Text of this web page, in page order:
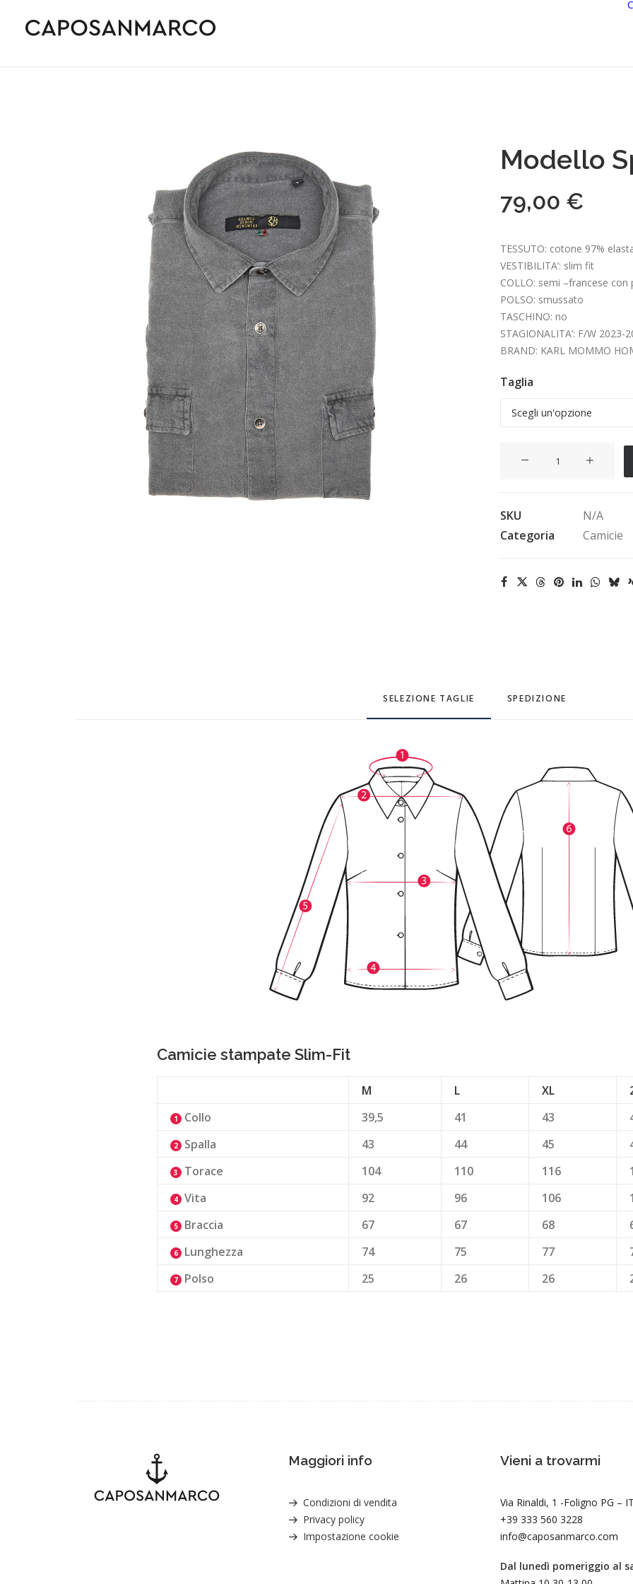
Modello
79,00 €
TESSUTO: cotone 97%
VESTIBILITA’: slim fit
COLLO: semi –francese
POLSO: smussato
TASCHINO: no
STAGIONALITA’: F/W 2023-
BRAND: KARL MOMMO
Taglia
SKU
N/A
Categoria
Camicie
SELEZIONE TAGLIE SPEDIZIONE
Camicie stampate Slim-Fit
M L XL
1 Collo 39,5 41 43
2 Spalla 43 44 45
3 Torace 104 110 116
4 Vita 92 96 106
5 Braccia 67 67 68
6 Lunghezza 74 75 77
7 Polso 25 26 26
Maggiori info
Condizioni di vendita
Privacy policy
Impostazione cookie
Vieni a trovarmi
Via Rinaldi, 1 -Foligno PG –
+39 333 560 3228
info@caposanmarco.com
Dal lunedì pomeriggio al